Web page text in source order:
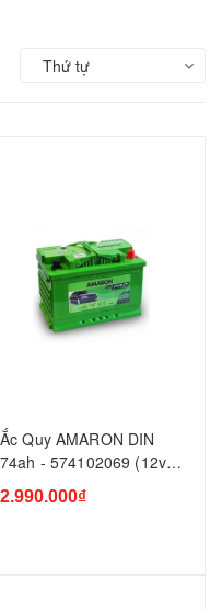
Thứ tự
Ắc Quy AMARON DIN
74ah - 574102069 (12v-
74ah)
2.990.000₫